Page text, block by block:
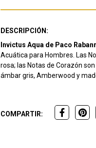
DESCRIPCIÓN:
Invictus Aqua de Paco
Acuática para Hombres. Las
rosa; las Notas de Corazón
ámbar gris, Amberwood y
COMPARTIR: